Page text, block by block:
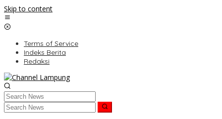
Skip to content
Terms of Service
Indeks Berita
Redaksi